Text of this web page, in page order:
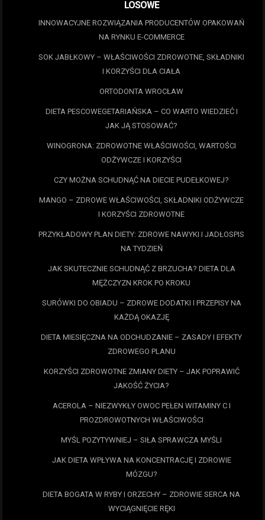
LOSOWE
INNOWACYJNE ROZWIĄZANIA PRODUCENTÓW OPAKOWAŃ
NA RYNKU E-COMMERCE
SOK JABŁKOWY – WŁAŚCIWOŚCI ZDROWOTNE, SKŁADNIKI
I KORZYŚCI DLA CIAŁA
ORTODONTA WROCŁAW
DIETA PESCOWEGETARIAŃSKA – CO WARTO WIEDZIEĆ I
JAK JĄ STOSOWAĆ?
WINOGRONA: ZDROWOTNE WŁAŚCIWOŚCI, WARTOŚCI
ODŻYWCZE I KORZYŚCI
CZY MOŻNA SCHUDNĄĆ NA DIECIE PUDEŁKOWEJ?
MANGO – ZDROWE WŁAŚCIWOŚCI, SKŁADNIKI ODŻYWCZE
I KORZYŚCI ZDROWOTNE
PRZYKŁADOWY PLAN DIETY: ZDROWE NAWYKI I JADŁOSPIS
NA TYDZIEŃ
JAK SKUTECZNIE SCHUDNĄĆ Z BRZUCHA? DIETA DLA
MĘŻCZYZN KROK PO KROKU
SURÓWKI DO OBIADU – ZDROWE DODATKI I PRZEPISY NA
KAŻDĄ OKAZJĘ
DIETA MIESIĘCZNA NA ODCHUDZANIE – ZASADY I EFEKTY
ZDROWEGO PLANU
KORZYŚCI ZDROWOTNE ZMIANY DIETY – JAK POPRAWIĆ
JAKOŚĆ ŻYCIA?
ACEROLA – NIEZWYKŁY OWOC PEŁEN WITAMINY C I
PROZDROWOTNYCH WŁAŚCIWOŚCI
MYŚL POZYTYWNIEJ – SIŁA SPRAWCZA MYŚLI
JAK DIETA WPŁYWA NA KONCENTRACJĘ I ZDROWIE
MÓZGU?
DIETA BOGATA W RYBY I ORZECHY – ZDROWIE SERCA NA
WYCIĄGNIĘCIE RĘKI